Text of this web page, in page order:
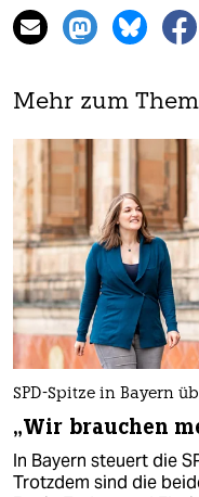
Mehr zum
SPD-Spitze in Bayern
„Wir brauchen
In Bayern steuert die
Trotzdem sind die